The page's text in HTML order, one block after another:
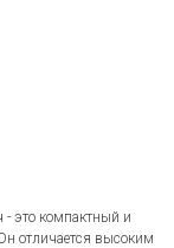
- это компактный и
отличается высоким